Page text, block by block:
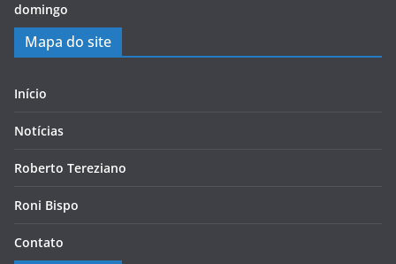
domingo
Mapa do site
Início
Notícias
Roberto Tereziano
Roni Bispo
Contato